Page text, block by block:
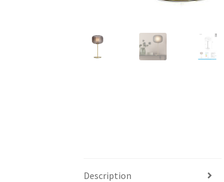
Description